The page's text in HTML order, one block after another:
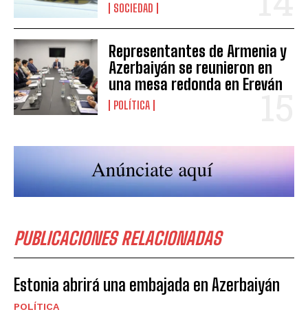
SOCIEDAD
Representantes de Armenia y
Azerbaiyán se reunieron en
una mesa redonda en Ereván
POLÍTICA
PUBLICACIONES RELACIONADAS
Estonia abrirá una embajada en Azerbaiyán
POLÍTICA